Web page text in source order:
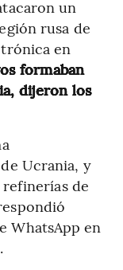
un
rusa de
en
formaban
dijeron los
Ucrania, y
refinerías de
WhatsApp en